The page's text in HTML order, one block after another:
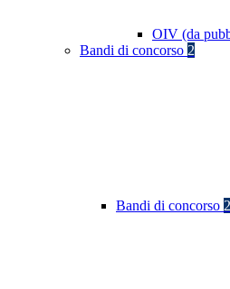
OIV (da
Bandi di concorso 2
Bandi di concorso 2